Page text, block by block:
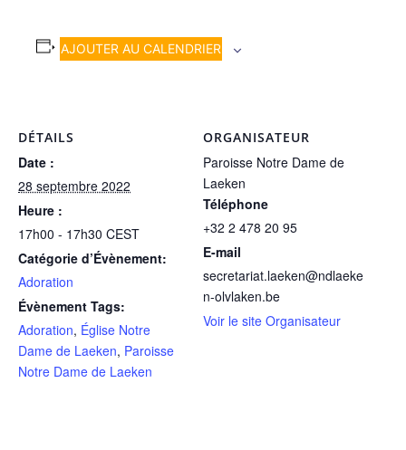
AJOUTER AU CALENDRIER
DÉTAILS
Date :
28 septembre 2022
Heure :
17h00 - 17h30 CEST
Catégorie d’Évènement:
Adoration
Évènement Tags:
Adoration, Église Notre
Dame de Laeken, Paroisse
Notre Dame de Laeken
ORGANISATEUR
Paroisse Notre Dame de
Laeken
Téléphone
+32 2 478 20 95
E-mail
secretariat.laeken@ndlaeke
n-olvlaken.be
Voir le site Organisateur